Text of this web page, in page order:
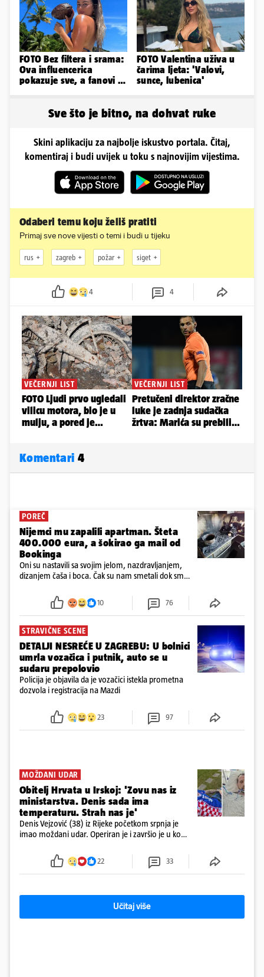
FOTO Bez filtera i srama:
Ova influencerica
pokazuje sve, a fanovi je
FOTO Valentina uživa u
čarima ljeta: 'Valovi,
sunce, lubenica'
Sve što je bitno, na dohvat ruke
Skini aplikaciju za najbolje iskustvo portala. Čitaj,
komentiraj i budi uvijek u toku s najnovijim vijestima.
Odaberi temu koju želiš pratiti
Primaj sve nove vijesti o temi i budi u tijeku
rus zagreb požar siget
4 4
Komentari 4
POREČ
Nijemci mu zapalili apartman. Šteta
400.000 eura, a šokirao ga mail od
Bookinga
Oni su nastavili sa svojim jelom, nazdravljanjem,
dizanjem čaša i boca. Čak su nam smetali dok smo
požar, rekao je vlasnik
10 76
STRAVIČNE SCENE
DETALJI NESREĆE U ZAGREBU: U bolnici
umrla vozačica i putnik, auto se u
sudaru prepolovio
Policija je objavila da je vozačici istekla prometna
dozvola i registracija na Mazdi
23 97
MOŽDANI UDAR
Obitelj Hrvata u Irskoj: 'Zovu nas iz
ministarstva. Denis sada ima
temperaturu. Strah nas je'
Denis Vejzović (38) iz Rijeke početkom srpnja je
imao moždani udar. Operiran je i završio je u komi.
tamošnji liječnici ne vjeruju u oporavak: 'Imamo
22 33
Učitaj više